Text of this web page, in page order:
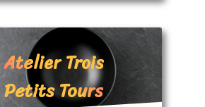
Atelier Trois
Petits Tours